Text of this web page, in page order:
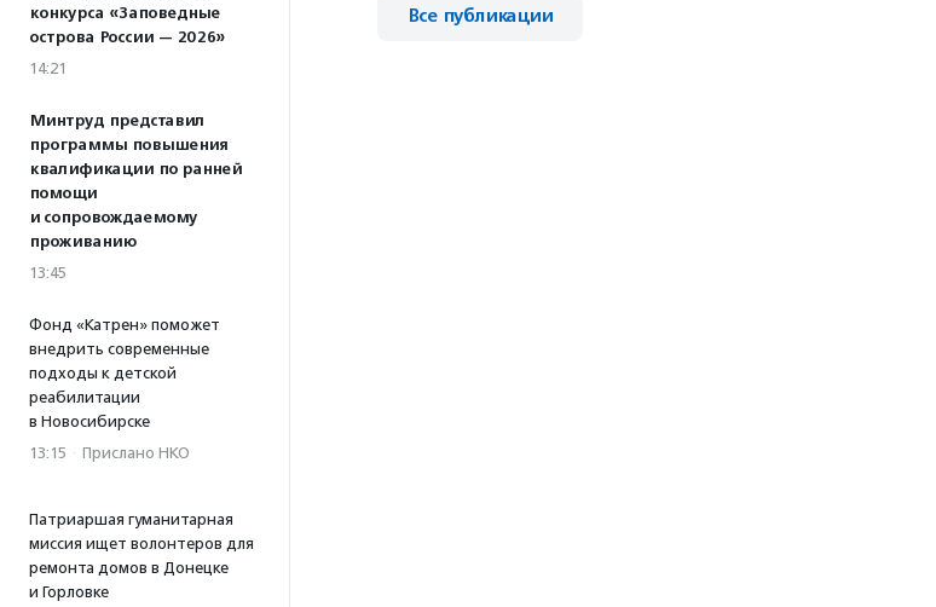
конкурса «Заповедные
острова России — 2026»
14:21
Минтруд представил
программы повышения
квалификации по ранней
помощи
и сопровождаемому
проживанию
13:45
Фонд «Катрен» поможет
внедрить современные
подходы к детской
реабилитации
в Новосибирске
13:15 · Прислано НКО
Патриаршая гуманитарная
миссия ищет волонтеров для
ремонта домов в Донецке
и Горловке
Все публикации